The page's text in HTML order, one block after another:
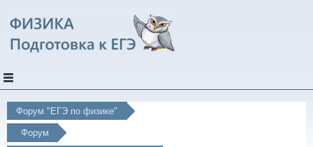
Форум "ЕГЭ по физике"
Форум